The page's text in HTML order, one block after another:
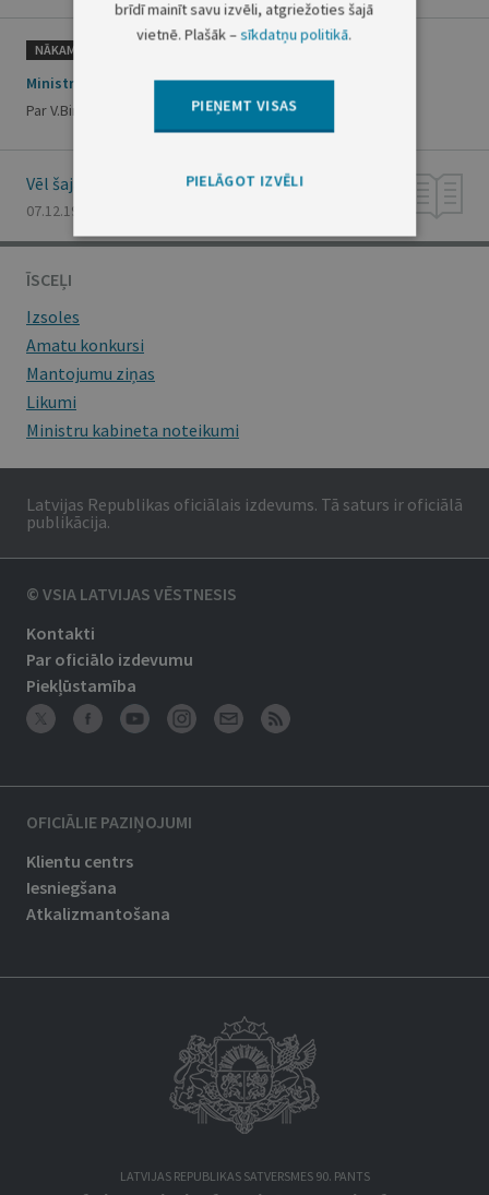
NĀKAMAIS
Ministru prezidenta rīkojums Nr.458
Par V.Birkava komandējumu
Vēl šajā numurā
07.12.1999., Nr. 404/405
ĪSCEĻI
Izsoles
Amatu konkursi
Mantojumu ziņas
Likumi
Ministru kabineta noteikumi
Latvijas Republikas oficiālais izdevums. Tā saturs ir oficiālā
publikācija.
© VSIA LATVIJAS VĒSTNESIS
Kontakti
Par oficiālo izdevumu
Piekļūstamība
OFICIĀLIE PAZIŅOJUMI
Klientu centrs
Iesniegšana
Atkalizmantošana
LATVIJAS REPUBLIKAS SATVERSMES 90. PANTS
brīdī mainīt savu izvēli, atgriežoties šajā
vietnē. Plašāk –sīkdatņu politikā.
PIEŅEMT VISAS
PIELĀGOT IZVĒLI